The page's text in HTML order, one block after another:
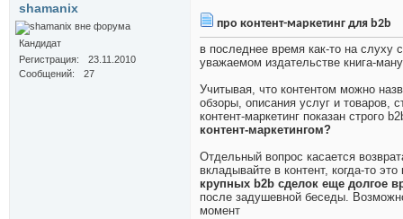
shamanix
Кандидат
Регистрация
23.11.2010
Сообщений
27
про контент-маркетинг для b2b
в последнее время как-то на слуху
уважаемом издательстве книга-
Учитывая, что контентом можно
обзоры, описания услуг и товаров,
контент-маркетинг показан строго
контент-маркетингом?
Отдельный вопрос касается
вкладывайте в контент, когда-то
крупных b2b сделок еще долгое
после задушевной беседы.
момент